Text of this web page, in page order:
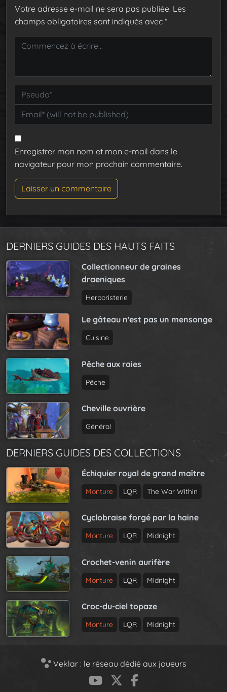
Votre adresse e-mail ne sera pas publiée. Les
champs obligatoires sont indiqués avec *
Enregistrer mon nom et mon e-mail dans le
navigateur pour mon prochain commentaire.
DERNIERS GUIDES DES HAUTS FAITS
Collectionneur de graines
draeniques
Herboristerie
Le gâteau n'est pas un mensonge
Cuisine
Pêche aux raies
Pêche
Cheville ouvrière
Général
DERNIERS GUIDES DES COLLECTIONS
Échiquier royal de grand maître
Monture LQR The War Within
Cyclobraise forgé par la haine
Monture LQR Midnight
Crochet-venin aurifère
Monture LQR Midnight
Croc-du-ciel topaze
Monture LQR Midnight
Veklar : le réseau dédié aux joueurs